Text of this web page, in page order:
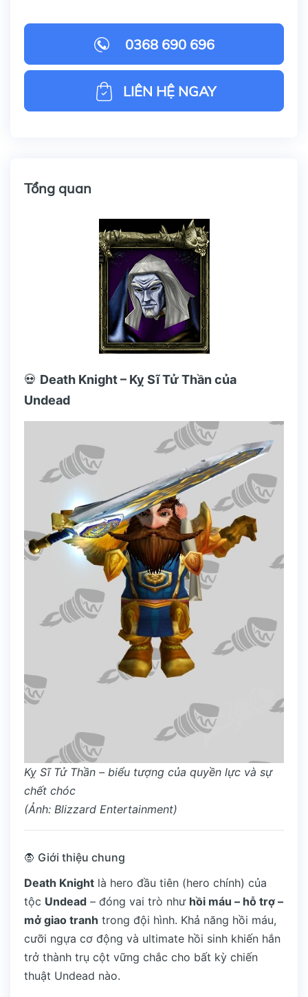
0368 690 696
LIÊN HỆ NGAY
Tổng quan
💀 Death Knight – Kỵ Sĩ Tử Thần của
Undead
Kỵ Sĩ Tử Thần – biểu tượng của quyền lực và sự
chết chóc
(Ảnh: Blizzard Entertainment)
🧛 Giới thiệu chung
Death Knight là hero đầu tiên (hero chính) của
tộc Undead – đóng vai trò như hồi máu – hỗ trợ –
mở giao tranh trong đội hình. Khả năng hồi máu,
cưỡi ngựa cơ động và ultimate hồi sinh khiến hắn
trở thành trụ cột vững chắc cho bất kỳ chiến
thuật Undead nào.